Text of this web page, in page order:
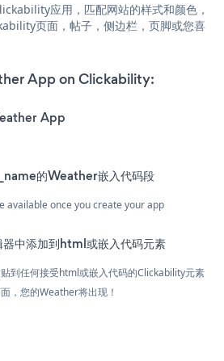
应用，匹配网站的样式和颜色，
页面，帖子，侧边栏，页脚或您喜
App on Clickability:
App
的Weather嵌入代码段
available once you create your app
中添加到html或嵌入代码元素
到任何接受html或嵌入代码的Clickability元素
，您的Weather将出现！